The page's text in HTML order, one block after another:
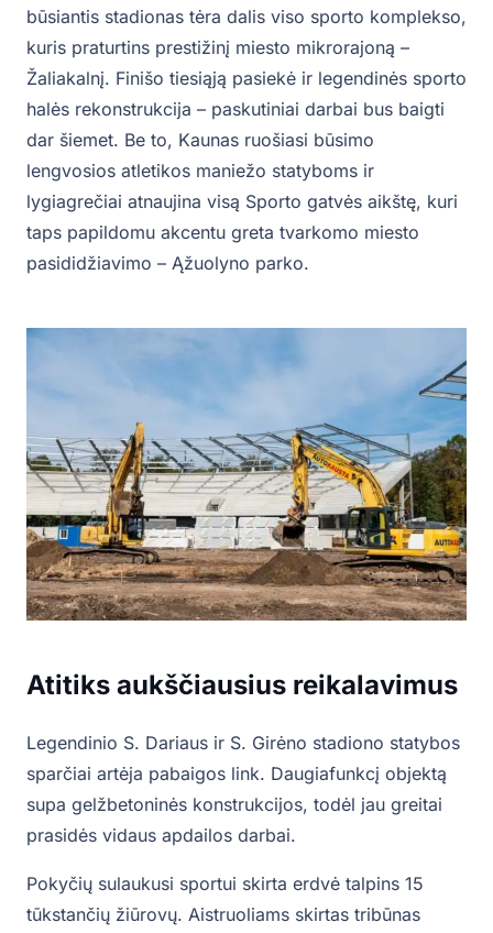
būsiantis stadionas tėra dalis viso sporto komplekso,
kuris praturtins prestižinį miesto mikrorajoną –
Žaliakalnį. Finišo tiesiąją pasiekė ir legendinės sporto
halės rekonstrukcija – paskutiniai darbai bus baigti
dar šiemet. Be to, Kaunas ruošiasi būsimo
lengvosios atletikos maniežo statyboms ir
lygiagrečiai atnaujina visą Sporto gatvės aikštę, kuri
taps papildomu akcentu greta tvarkomo miesto
pasididžiavimo – Ąžuolyno parko.
Atitiks aukščiausius reikalavimus
Legendinio S. Dariaus ir S. Girėno stadiono statybos
sparčiai artėja pabaigos link. Daugiafunkcį objektą
supa gelžbetoninės konstrukcijos, todėl jau greitai
prasidės vidaus apdailos darbai.
Pokyčių sulaukusi sportui skirta erdvė talpins 15
tūkstančių žiūrovų. Aistruoliams skirtas tribūnas